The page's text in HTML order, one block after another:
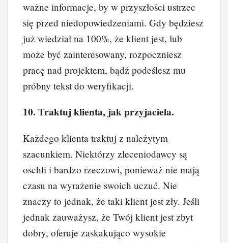
ważne informacje, by w przyszłości ustrzec
się przed niedopowiedzeniami. Gdy będziesz
już wiedział na 100%, że klient jest, lub
może być zainteresowany, rozpoczniesz
pracę nad projektem, bądź podeślesz mu
próbny tekst do weryfikacji.
10. Traktuj klienta, jak przyjaciela.
Każdego klienta traktuj z należytym
szacunkiem. Niektórzy zleceniodawcy są
oschli i bardzo rzeczowi, ponieważ nie mają
czasu na wyrażenie swoich uczuć. Nie
znaczy to jednak, że taki klient jest zły. Jeśli
jednak zauważysz, że Twój klient jest zbyt
dobry, oferuje zaskakująco wysokie